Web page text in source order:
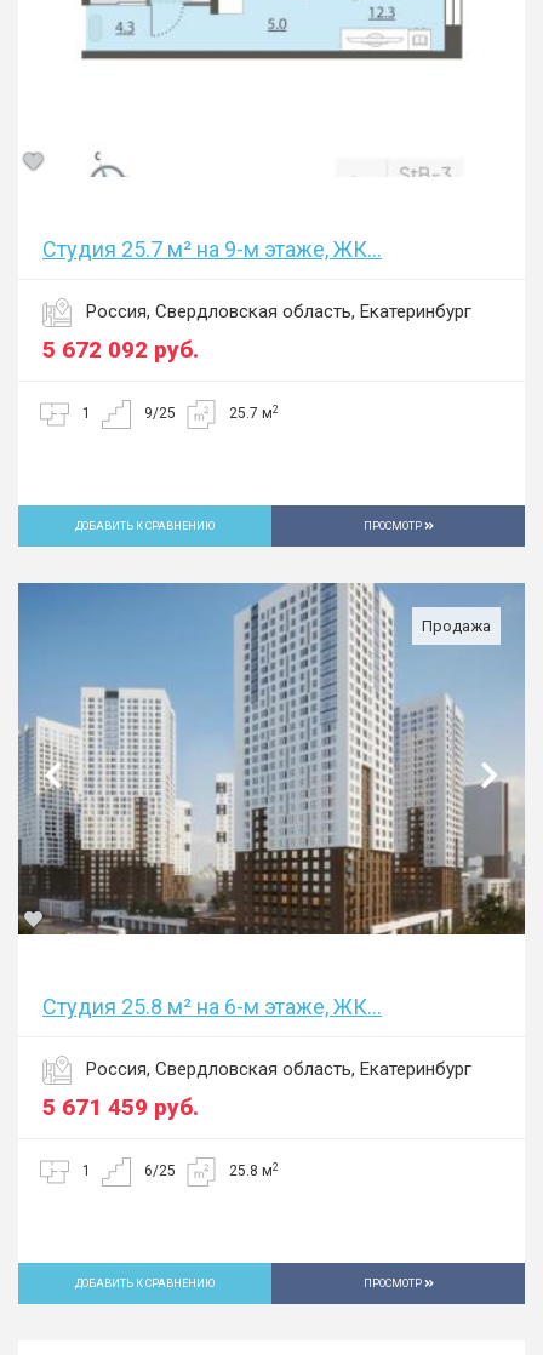
Студия 25.7 м² на 9-м этаже, ЖК...
Россия, Свердловская область, Екатеринбург
5 672 092 руб.
1 9/25 25.7 м2
ДОБАВИТЬ К СРАВНЕНИЮ ПРОСМОТР
Продажа
Студия 25.8 м² на 6-м этаже, ЖК...
Россия, Свердловская область, Екатеринбург
5 671 459 руб.
1 6/25 25.8 м2
ДОБАВИТЬ К СРАВНЕНИЮ ПРОСМОТР